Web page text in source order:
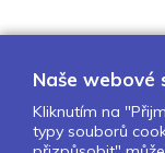
O nás
Naše webové
Kliknutím na
typy souborů